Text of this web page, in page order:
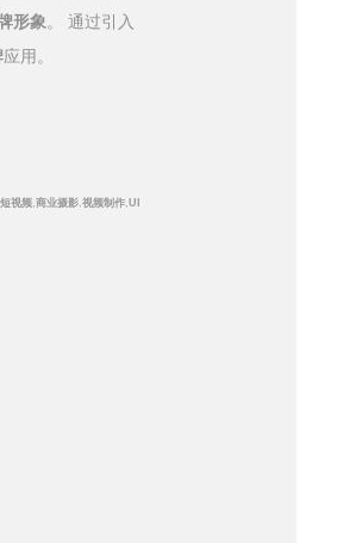
形象。
通过引入
应用。
视频,商业摄影,视频制作,UI